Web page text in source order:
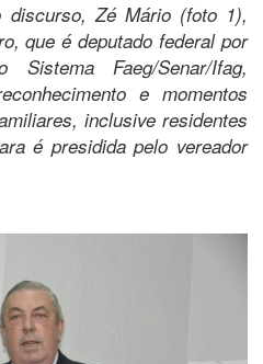
discurso, Zé Mário (foto 1),
que é deputado federal por
Faeg/Senar/Ifag,
e momentos
inclusive residentes
é presidida pelo vereador